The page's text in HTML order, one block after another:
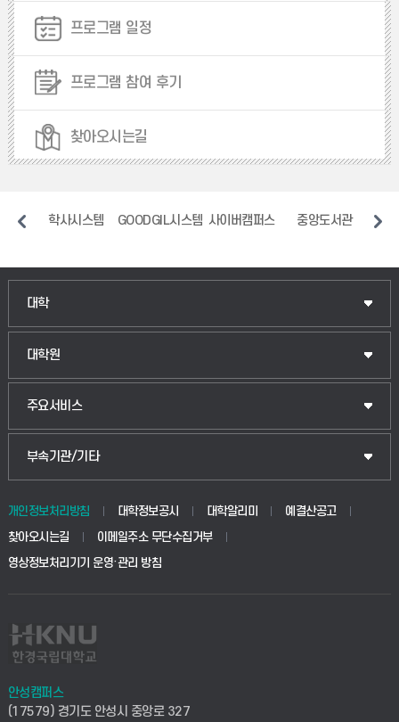
프로그램 일정
프로그램 참여 후기
찾아오시는길
학사시스템 GOODGIL시스템 사이버캠퍼스 중앙도서관 장애
대학
인문융합공공인재학부
법경영학부
생명공학부
사회안전시스템공학부
대학원
일반대학원
산업대학원
공공정책대학원
교육대학원
주요서비스
입학안내
웹메일
학사시스템(전문학사 및 전공심화)
사이버캠퍼스(전문학사 및 전공심화)
시설바로처리서비스
부속기관/기타
중앙도서관
학생생활관(안성)
산학협력단
취업지원센터
개인정보처리방침 대학정보공시 대학알리미
예결산공고
찾아오시는길
이메일주소 무단수집거부
영상정보처리기기 운영·관리 방침
안성캠퍼스
(17579) 경기도 안성시 중앙로 327